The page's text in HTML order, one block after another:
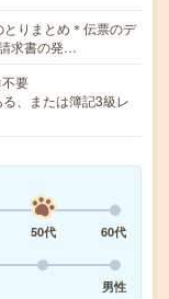
りまとめ＊伝票のデ
求書の発…
要
、または簿記3級レ
50代
60代
男性